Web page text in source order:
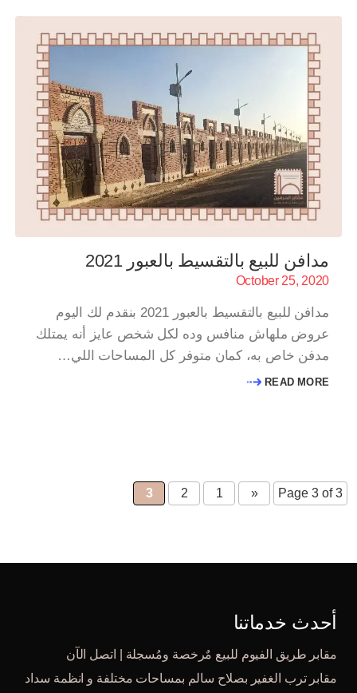
مدافن للبيع بالتقسيط بالعبور 2021
October 25, 2020
مدافن للبيع بالتقسيط بالعبور 2021 بنقدم لك اليوم
عروض ملهاش منافس وده لكل شخص عايز أنه يمتلك
مدفن خاص به، كمان متوفر كل المساحات اللي…
READ MORE
Page 3 of 3
«
1
2
3
أحدث خدماتنا
مقابر طريق الفيوم للبيع مٌرخصة ومُسجلة | اتصل الآن
مقابر ترب الغفير بصلاح سالم بمساحات مختلفة و انظمة سداد